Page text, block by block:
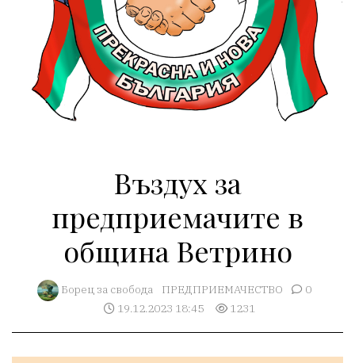
Въздух за
предприемачите в
община Ветрино
Борец за свобода ПРЕДПРИЕМАЧЕСТВО
0
19.12.2023 18:45
1231